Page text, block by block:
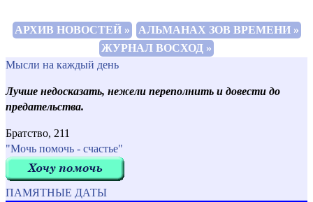
АРХИВ НОВОСТЕЙ »
АЛЬМАНАХ ЗОВ ВРЕМЕНИ »
ЖУРНАЛ ВОСХОД »
Мысли на каждый день
Лучше недосказать, нежели переполнить и довести до
предательства.
Братство, 211
"Мочь помочь - счастье"
ПАМЯТНЫЕ ДАТЫ